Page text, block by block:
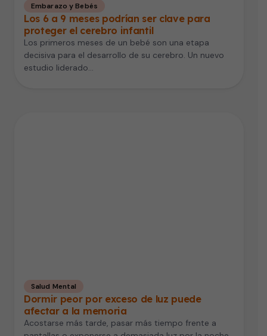
Embarazo y Bebés
Los 6 a 9 meses podrían ser clave para
proteger el cerebro infantil
Los primeros meses de un bebé son una etapa
decisiva para el desarrollo de su cerebro. Un nuevo
estudio liderado…
Salud Mental
Dormir peor por exceso de luz puede
afectar a la memoria
Acostarse más tarde, pasar más tiempo frente a